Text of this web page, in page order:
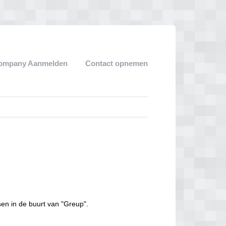
Aanmelden Contact opnemen
in de buurt van "Greup".